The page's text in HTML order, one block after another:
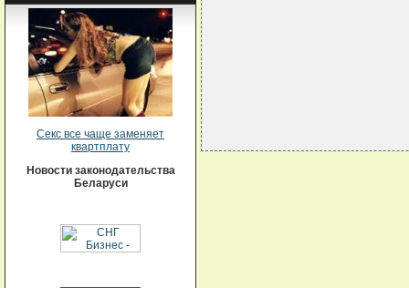
Секс все чаще заменяет
квартплату
Новости законодательства
Беларуси